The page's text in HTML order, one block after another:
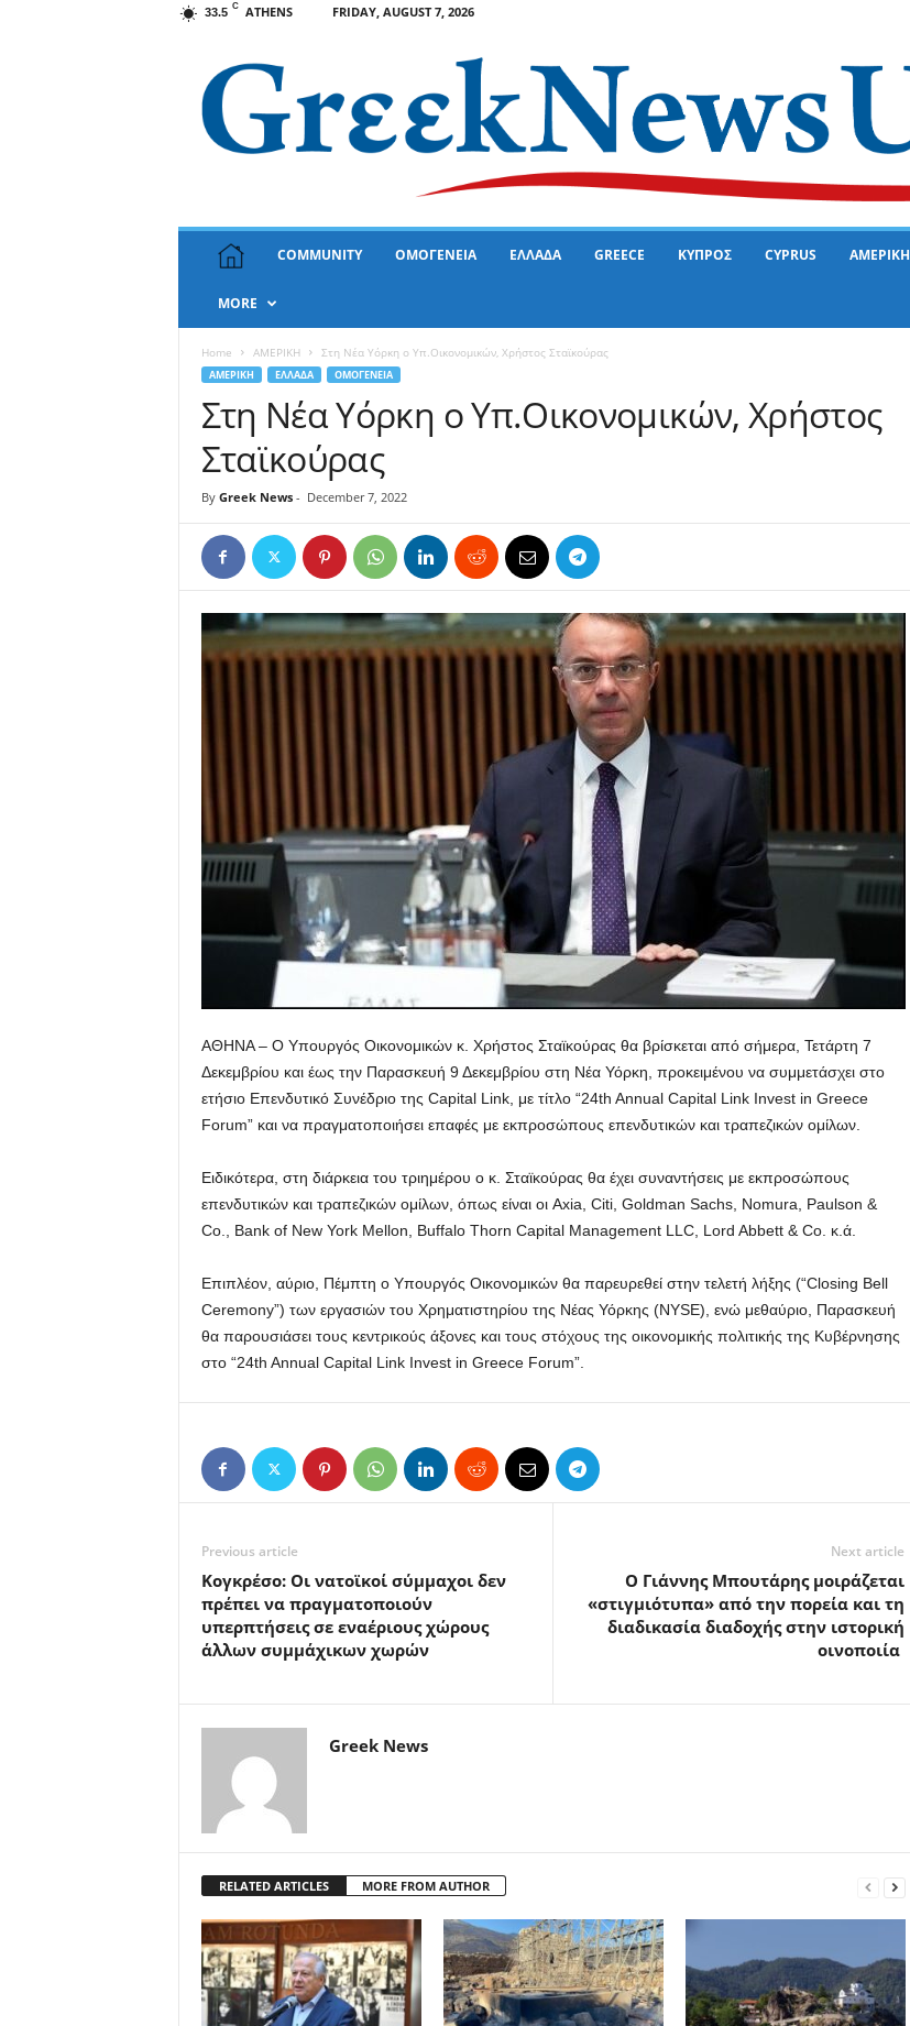
33.5 C ATHENS FRIDAY, AUGUST 7, 2026
k
COMMUNITY ΟΜΟΓΕΝΕΙΑ ΕΛΛΑΔΑ GREECE ΚΥΠΡΟΣ CYPRUS ΑΜΕΡΙΚΗ
MORE
Home ΑΜΕΡΙΚΗ Στη Νέα Υόρκη ο Υπ.Οικονομικών, Χρήστος Σταϊκούρας
ΑΜΕΡΙΚΗ ΕΛΛΑΔΑ ΟΜΟΓΕΝΕΙΑ
Στη Νέα Υόρκη ο Υπ.Οικονομικών, Χρήστος
Σταϊκούρας
By Greek News- December 7, 2022
ΑΘΗΝΑ – O Υπουργός Οικονομικών κ. Χρήστος Σταϊκούρας θα βρίσκεται από σήμερα, Τετάρτη 7
Δεκεμβρίου και έως την Παρασκευή 9 Δεκεμβρίου στη Νέα Υόρκη, προκειμένου να συμμετάσχει στο
ετήσιο Επενδυτικό Συνέδριο της Capital Link, με τίτλο “24th Annual Capital Link Invest in Greece
Forum” και να πραγματοποιήσει επαφές με εκπροσώπους επενδυτικών και τραπεζικών ομίλων.
Ειδικότερα, στη διάρκεια του τριημέρου ο κ. Σταϊκούρας θα έχει συναντήσεις με εκπροσώπους
επενδυτικών και τραπεζικών ομίλων, όπως είναι οι Axia, Citi, Goldman Sachs, Nomura, Paulson &
Co., Bank of New York Mellon, Buffalo Thorn Capital Management LLC, Lord Abbett & Co. κ.ά.
Επιπλέον, αύριο, Πέμπτη ο Υπουργός Οικονομικών θα παρευρεθεί στην τελετή λήξης (“Closing Bell
Ceremony”) των εργασιών του Χρηματιστηρίου της Νέας Υόρκης (NYSE), ενώ μεθαύριο, Παρασκευή
θα παρουσιάσει τους κεντρικούς άξονες και τους στόχους της οικονομικής πολιτικής της Κυβέρνησης
στο “24th Annual Capital Link Invest in Greece Forum”.
Previous article
Kογκρέσο: Οι νατοϊκοί σύμμαχοι δεν
πρέπει να πραγματοποιούν
υπερπτήσεις σε εναέριους χώρους
άλλων συμμάχικων χωρών
Next article
Ο Γιάννης Μπουτάρης μοιράζεται
«στιγμιότυπα» από την πορεία και τη
διαδικασία διαδοχής στην ιστορική
οινοποιία
Greek News
RELATED ARTICLES MORE FROM AUTHOR